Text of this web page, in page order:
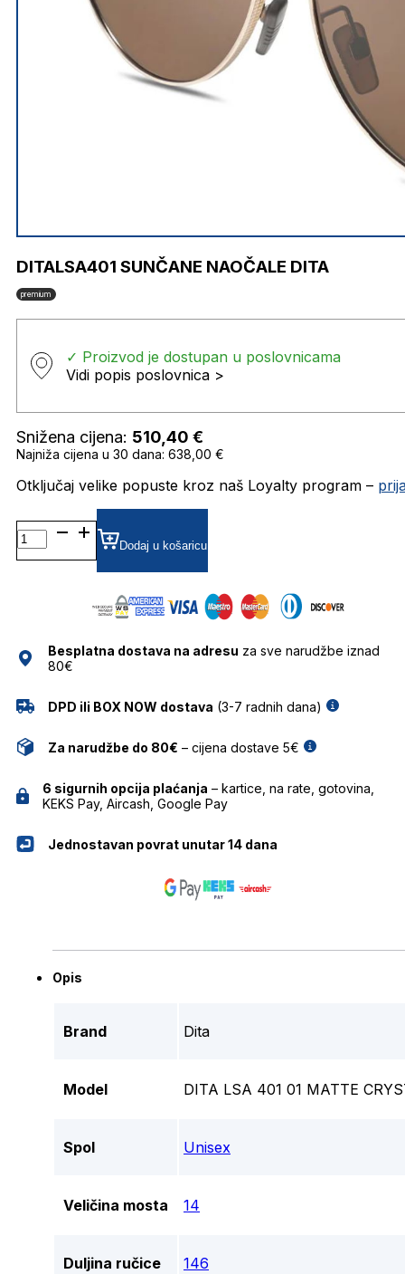
DITALSA401 SUNČANE NAOČALE DITA
premium
✓ Proizvod je dostupan u poslovnicama
Vidi popis poslovnica >
Snižena cijena: 510,40 €
Najniža cijena u 30 dana: 638,00 €
Otključaj velike popuste kroz naš Loyalty program –
DITALSA401
SUNČANE
NAOČALE
Dodaj u košaricu
Besplatna dostava na adresu za sve narudžbe iznad
80€
DPD ili BOX NOW dostava (3-7 radnih dana)
Za narudžbe do 80€ – cijena dostave 5€
6 sigurnih opcija plaćanja – kartice, na rate, gotovina,
KEKS Pay, Aircash, Google Pay
Jednostavan povrat unutar 14 dana
Opis
Brand Dita
Model DITA LSA 401 01 MATTE
Spol Unisex
Veličina mosta 14
Duljina ručice 146